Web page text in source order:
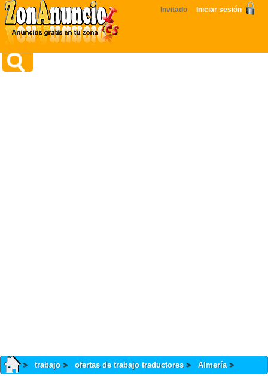
Invitado Iniciar sesión
trabajo ofertas de trabajo traductores Almería